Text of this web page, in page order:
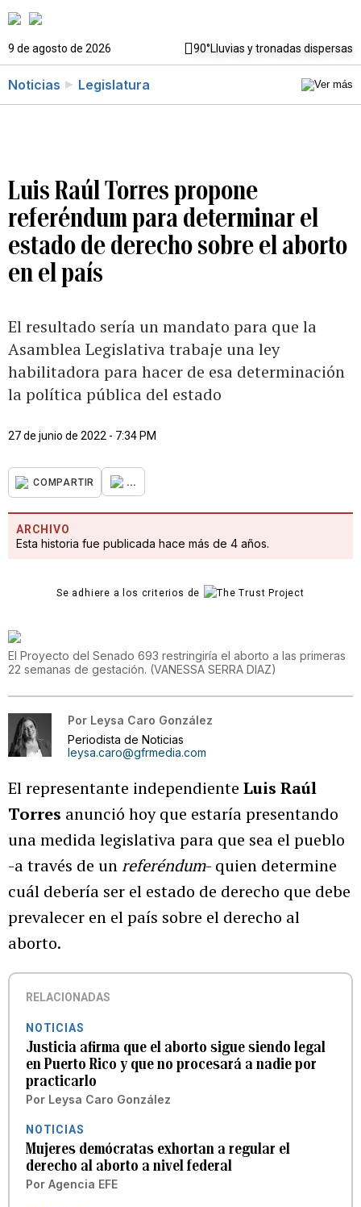
9 de agosto de 2026 90°Lluvias y tronadas dispersas
Noticias Legislatura
Luis Raúl Torres propone
referéndum para determinar el
estado de derecho sobre el aborto
en el país
El resultado sería un mandato para que la
Asamblea Legislativa trabaje una ley
habilitadora para hacer de esa determinación
la política pública del estado
27 de junio de 2022 - 7:34 PM
COMPARTIR ...
ARCHIVO
Esta historia fue publicada hace más de 4 años.
Se adhiere a los criterios de
El Proyecto del Senado 693 restringiría el aborto a las primeras
22 semanas de gestación. (VANESSA SERRA DIAZ)
Por Leysa Caro González
Periodista de Noticias
leysa.caro@gfrmedia.com
El representante independiente Luis Raúl
Torres anunció hoy que estaría presentando
una medida legislativa para que sea el pueblo
-a través de unreferéndum- quien determine
cuál debería ser el estado de derecho que debe
prevalecer en el país sobre el derecho al
aborto.
RELACIONADAS
NOTICIAS
Justicia afirma que el aborto sigue siendo legal
en Puerto Rico y que no procesará a nadie por
practicarlo
Por Leysa Caro González
NOTICIAS
Mujeres demócratas exhortan a regular el
derecho al aborto a nivel federal
Por Agencia EFE